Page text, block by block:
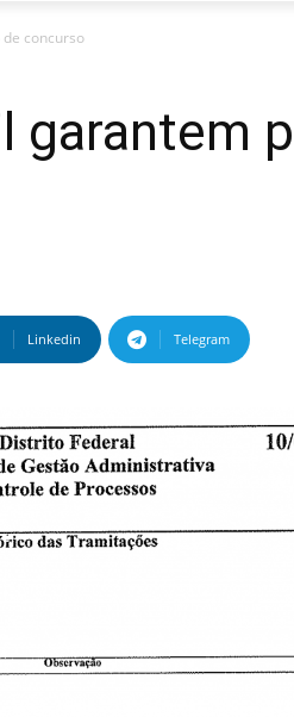
de concurso
garantem
Linkedin Telegram